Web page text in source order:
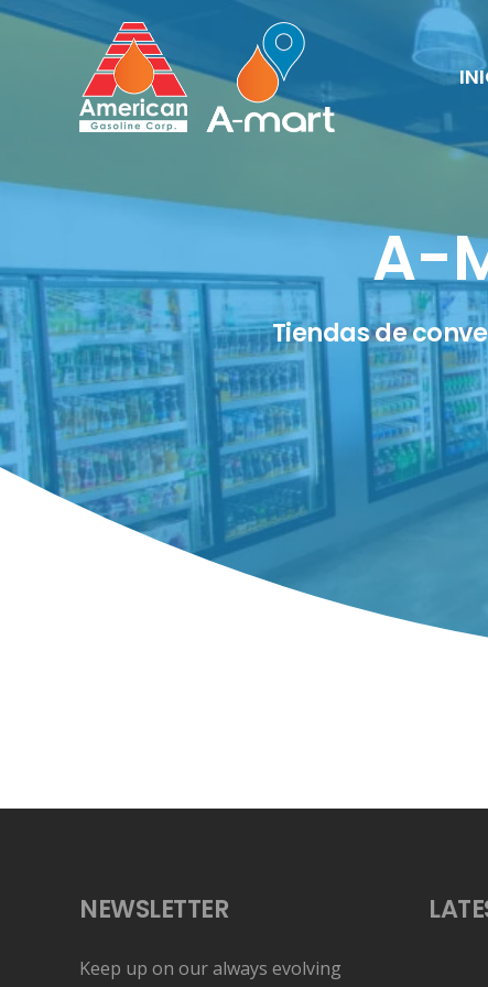
A-
Tiendas de
NEWSLETTER
Keep up on our always evolving